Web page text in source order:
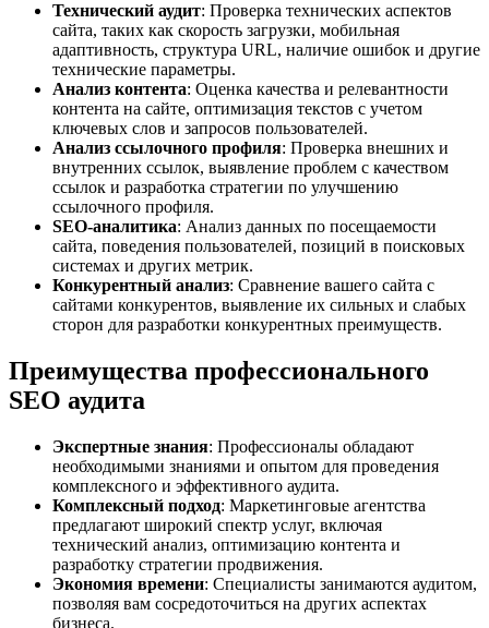
Технический аудит: Проверка технических аспектов
сайта, таких как скорость загрузки, мобильная
адаптивность, структура URL, наличие ошибок и другие
технические параметры.
Анализ контента: Оценка качества и релевантности
контента на сайте, оптимизация текстов с учетом
ключевых слов и запросов пользователей.
Анализ ссылочного профиля: Проверка внешних и
внутренних ссылок, выявление проблем с качеством
ссылок и разработка стратегии по улучшению
ссылочного профиля.
SEO-аналитика: Анализ данных по посещаемости
сайта, поведения пользователей, позиций в поисковых
системах и других метрик.
Конкурентный анализ: Сравнение вашего сайта с
сайтами конкурентов, выявление их сильных и слабых
сторон для разработки конкурентных преимуществ.
Преимущества профессионального
SEO аудита
Экспертные знания: Профессионалы обладают
необходимыми знаниями и опытом для проведения
комплексного и эффективного аудита.
Комплексный подход: Маркетинговые агентства
предлагают широкий спектр услуг, включая
технический анализ, оптимизацию контента и
разработку стратегии продвижения.
Экономия времени: Специалисты занимаются аудитом,
позволяя вам сосредоточиться на других аспектах
бизнеса.